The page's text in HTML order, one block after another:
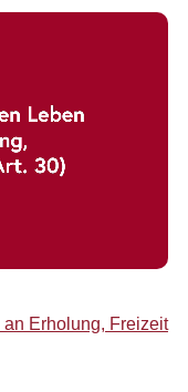
Erholung, Freizeit